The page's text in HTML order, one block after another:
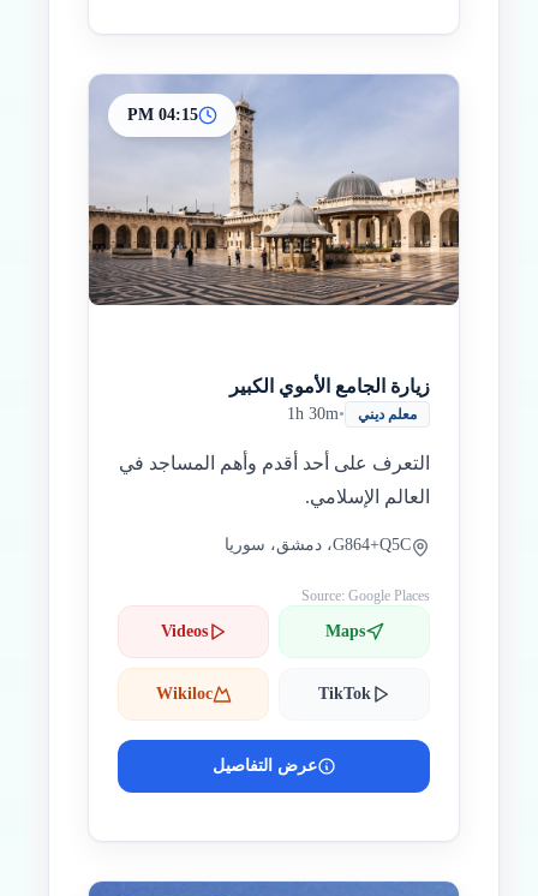
04:15 PM
زيارة الجامع الأموي الكبير
معلم ديني •
1h 30m
التعرف على أحد أقدم وأهم المساجد في
العالم الإسلامي.
G864+Q5C، دمشق، سوريا
Source: Google Places
Maps
Videos
TikTok
Wikiloc
عرض التفاصيل